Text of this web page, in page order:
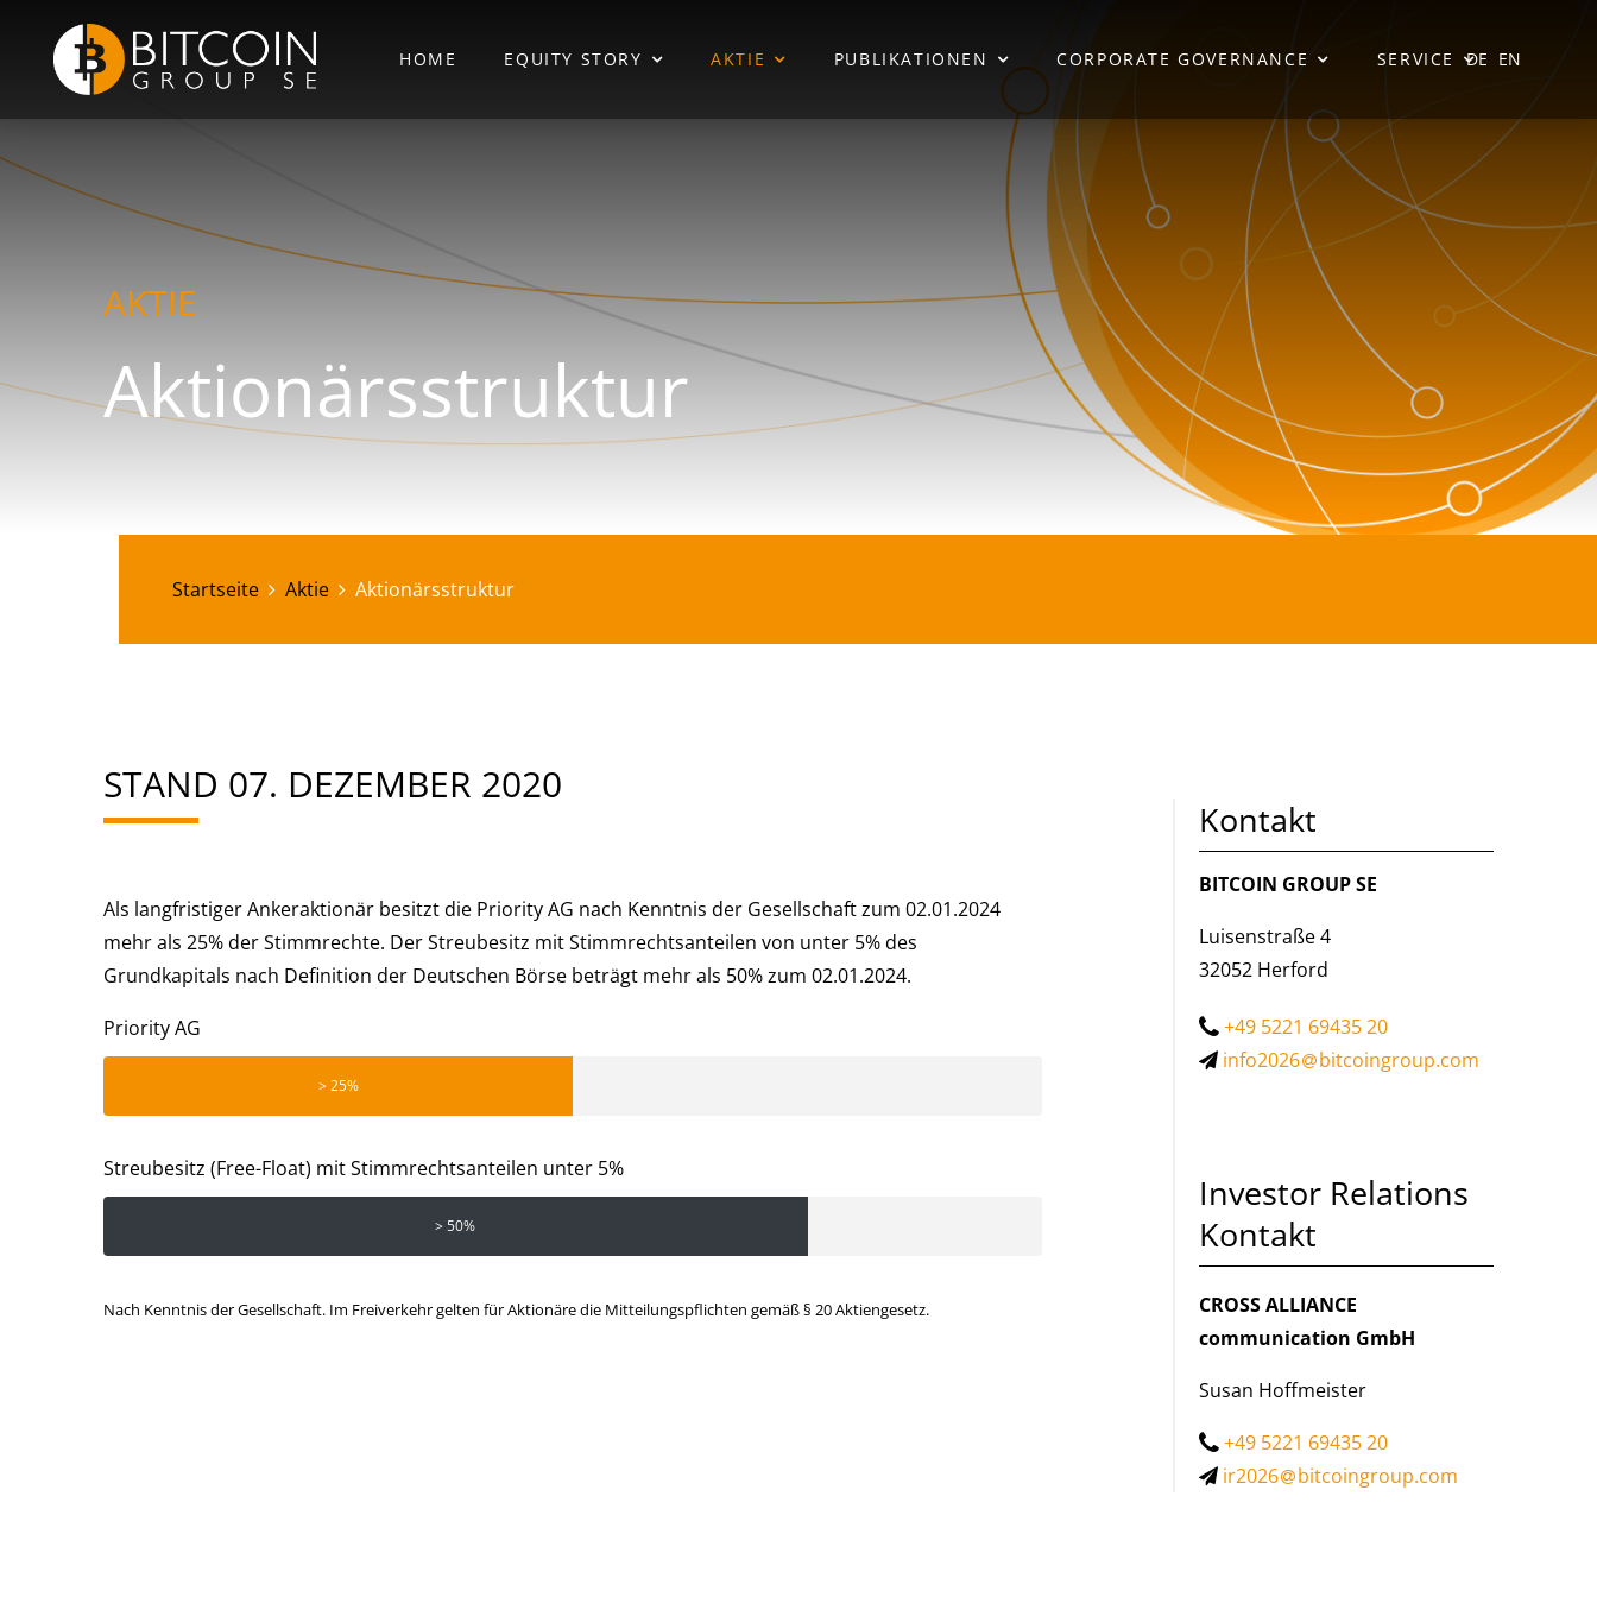
DE EN
HOME EQUITY STORY AKTIE PUBLIKATIONEN CORPORATE GOVERNANCE SERVICE
AKTIE
Aktionärsstruktur
Startseite Aktie Aktionärsstruktur
STAND 07. DEZEMBER 2020
Als langfristiger Ankeraktionär besitzt die Priority AG nach Kenntnis der Gesellschaft zum 02.01.2024
mehr als 25% der Stimmrechte. Der Streubesitz mit Stimmrechtsanteilen von unter 5% des
Grundkapitals nach Definition der Deutschen Börse beträgt mehr als 50% zum 02.01.2024.
Priority AG
> 25%
Streubesitz (Free-Float) mit Stimmrechtsanteilen unter 5%
> 50%
Nach Kenntnis der Gesellschaft. Im Freiverkehr gelten für Aktionäre die Mitteilungspflichten gemäß § 20 Aktiengesetz.
Kontakt
BITCOIN GROUP SE
Luisenstraße 4
32052 Herford
+49 5221 69435 20
info2026
bitcoingroup.com
Investor Relations
Kontakt
CROSS ALLIANCE
communication GmbH
Susan Hoffmeister
+49 5221 69435 20
ir2026
bitcoingroup.com